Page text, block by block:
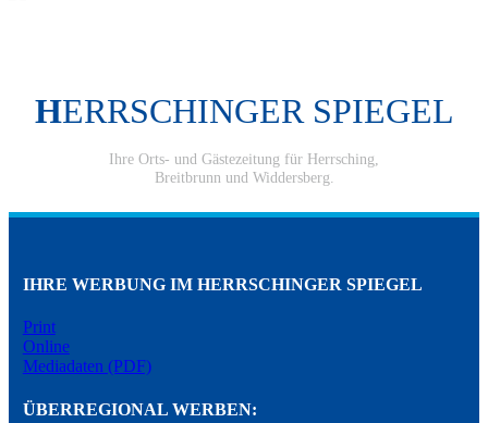
HERRSCHINGER SPIEGEL
Ihre Orts- und Gästezeitung für Herrsching,
Breitbrunn und Widdersberg.
IHRE WERBUNG IM HERRSCHINGER SPIEGEL
Print
Online
Mediadaten (PDF)
ÜBERREGIONAL WERBEN: